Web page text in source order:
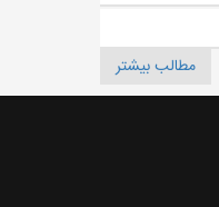
مطالب بیشتر